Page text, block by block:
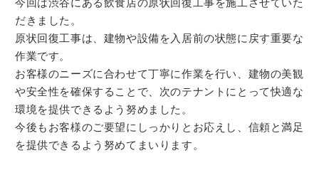
だきました。
原状回復工事は、建物や設備を入居前の状態に戻す重要な
作業です。
お客様のニーズに合わせて丁寧に作業を行い、建物の美観
や安全性を確保することで、次のテナントにとって快適な
環境を提供できるよう努めました。
今後もお客様のご要望にしっかりとお応えし、信頼と満足
を提供できるよう努めてまいります。